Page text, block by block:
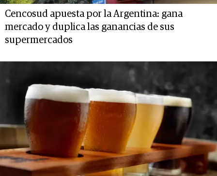
Cencosud apuesta por la Argentina: gana
mercado y duplica las ganancias de sus
supermercados